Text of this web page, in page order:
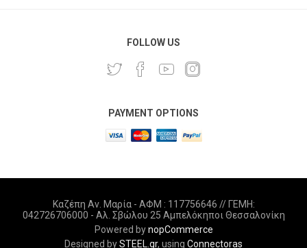
FOLLOW US
PAYMENT OPTIONS
Καζέπη Αν. Μαρία - ΑΦΜ : 117756646 // ΓΕΜΗ:
042726706000 - Αλ. Σβώλου 25 Αμπελόκηποι Θεσσαλονίκη
Powered bynopCommerce
Designed bySTEEL.gr, using Connectoras